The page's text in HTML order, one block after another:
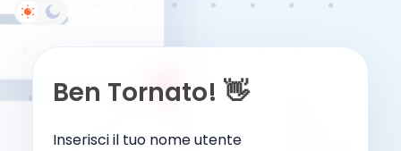
Ben Tornato! 👋
Inserisci il tuo nome utente